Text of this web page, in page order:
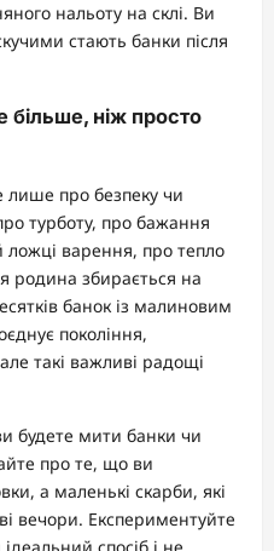
нальоту на склі. Ви
стають банки після
більше, ніж просто
лише про безпеку чи
турботу, про бажання
ложці варення, про тепло
родина збирається на
банок із малиновим
покоління,
такі важливі радощі
будете мити банки чи
про те, що ви
а маленькі скарби, які
вечори. Експериментуйте